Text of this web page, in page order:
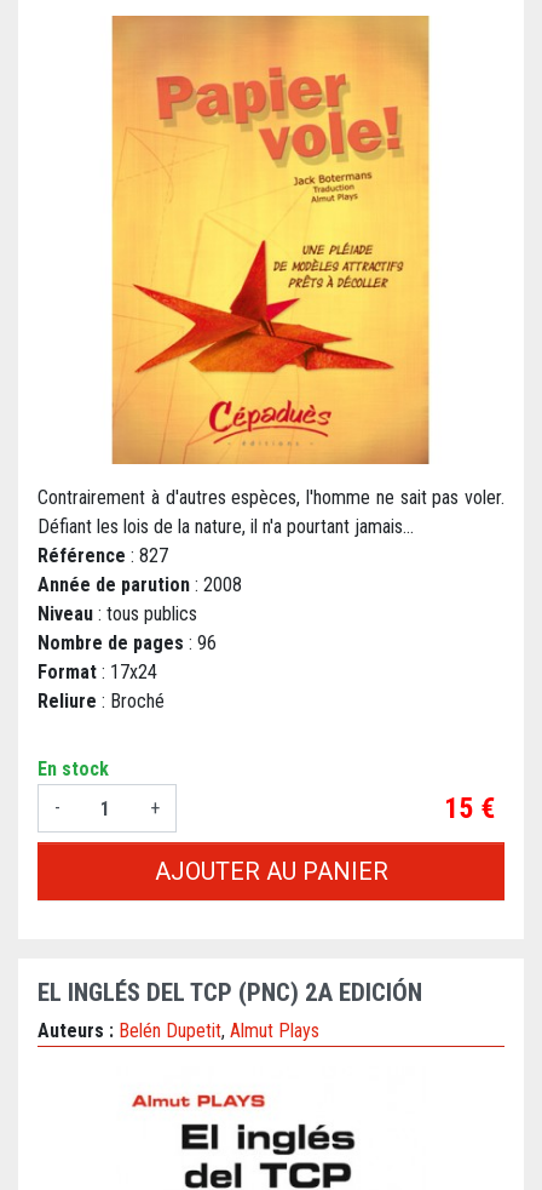
Contrairement à d'autres espèces, l'homme ne sait pas voler.
Défiant les lois de la nature, il n'a pourtant jamais...
Référence : 827
Année de parution : 2008
Niveau : tous publics
Nombre de pages : 96
Format : 17x24
Reliure : Broché
En stock
-
+ Prix
15 €
AJOUTER AU PANIER
EL INGLÉS DEL TCP (PNC) 2A EDICIÓN
Auteurs : Belén Dupetit, Almut Plays